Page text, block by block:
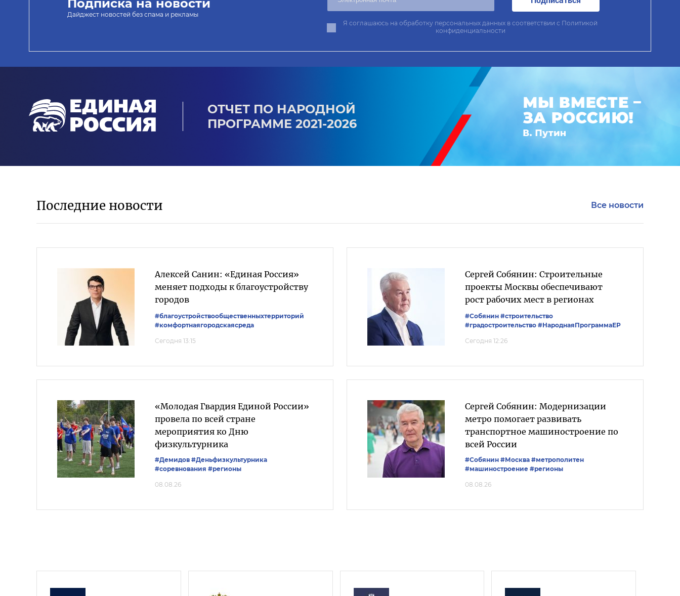
Подписка на новости
Дайджест новостей без спама и рекламы
Я соглашаюсь на обработку персональных данных в соответствии с Политикой
конфиденциальности
ОТЧЕТ ПО НАРОДНОЙ
ПРОГРАММЕ 2021-2026
Последние новости Все новости
Алексей Санин: «Единая Россия»
меняет подходы к благоустройству
городов
#благоустройствообщественныхтерриторий
#комфортнаягородскаясреда
Сегодня 13:15
Сергей Собянин: Строительные
проекты Москвы обеспечивают
рост рабочих мест в регионах
#Собянин #строительство
#градостроительство #НароднаяПрограммаЕР
Сегодня 12:26
«Молодая Гвардия Единой России»
провела по всей стране
мероприятия ко Дню
физкультурника
#Демидов #Деньфизкультурника
#соревнования #регионы
08.08.26
Сергей Собянин: Модернизации
метро помогает развивать
транспортное машиностроение по
всей России
#Собянин #Москва #метрополитен
#машиностроение #регионы
08.08.26